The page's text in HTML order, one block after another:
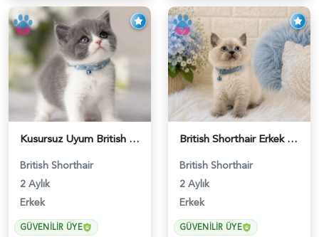
Kusursuz Uyum British Shorthair Bi Color Erkek - 6011
British Shorthair
2 Aylık
Erkek
GÜVENILIR ÜYE
British Shorthair Erkek Bluepoint 2 Aylık - 4448
British Shorthair
2 Aylık
Erkek
GÜVENILIR ÜYE